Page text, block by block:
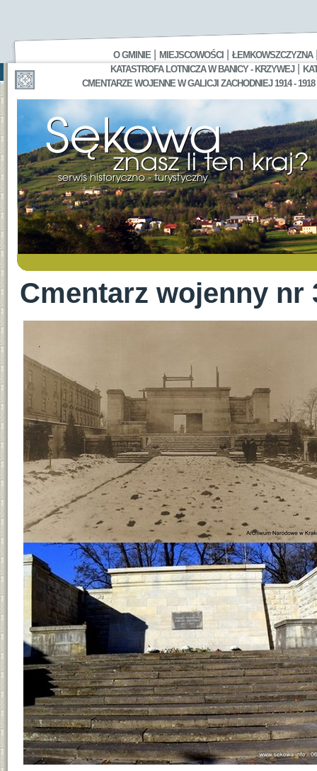
O GMINIE MIEJSCOWOŚCI ŁEMKOWSZCZYZNA
KATASTROFA LOTNICZA W BANICY - KRZYWEJ|
CMENTARZE WOJENNE W GALICJI ZACHODNIEJ 1914 - 1918
Cmentarz wojenny nr